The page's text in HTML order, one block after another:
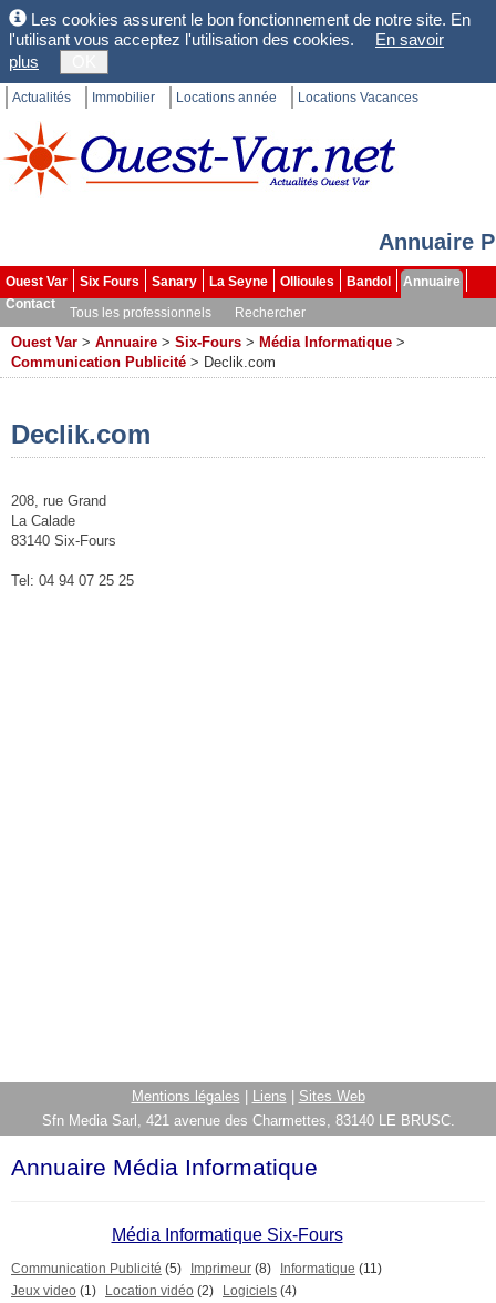
Les cookies assurent le bon fonctionnement de notre site. En
l'utilisant vous acceptez l'utilisation des cookies.
En savoir
plus
Actualités Immobilier Locations année Locations Vacances
Annuaire
Ouest Var Six Fours Sanary La Seyne Ollioules Bandol
Annuaire
Contact
Tous les professionnels Rechercher
Ouest Var > Annuaire > Six-Fours > Média Informatique >
Communication Publicité > Declik.com
Declik.com
208, rue Grand
La Calade
83140 Six-Fours
Tel: 04 94 07 25 25
Mentions légales Liens
Sites Web
Sfn Media Sarl, 421 avenue des Charmettes, 83140 LE BRUSC.
Annuaire Média Informatique
Média Informatique Six-Fours
Communication Publicité (5) Imprimeur (8) Informatique (11)
Jeux video (1) Location vidéo (2) Logiciels (4)